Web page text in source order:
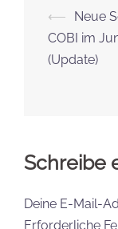
⟵
Neue
COBI im
(Update)
Schreibe
Deine E-Mail-
Erforderliche